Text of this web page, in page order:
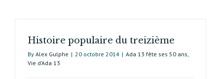
Histoire populaire du treizième
By Alex Gulphe | 20 octobre 2014 | Ada 13 fête ses 50 ans,
Vie d’Ada 13